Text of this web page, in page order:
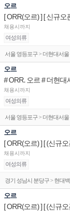
오르
채용시까지
여성의류
서울 영등포구 > 더현대서울
오르
채용시까지
여성의류
서울 영등포구 > 더현대서울
오르
채용시까지
여성의류
경기 성남시 분당구 > 현대
오르